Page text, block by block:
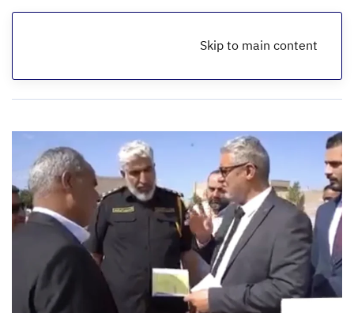
Skip to main content
الرئيسية